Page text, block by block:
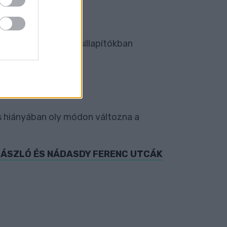
forgalomcsillapítókban
oly módon változna a
ÉS NÁDASDY FERENC UTCÁK